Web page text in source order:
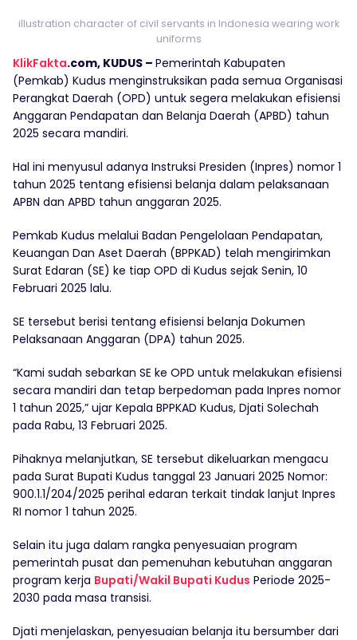
illustration character of civil servants in Indonesia wearing work
uniforms
KlikFakta.com, KUDUS – Pemerintah Kabupaten
(Pemkab) Kudus menginstruksikan pada semua Organisasi
Perangkat Daerah (OPD) untuk segera melakukan efisiensi
Anggaran Pendapatan dan Belanja Daerah (APBD) tahun
2025 secara mandiri.
Hal ini menyusul adanya Instruksi Presiden (Inpres) nomor 1
tahun 2025 tentang efisiensi belanja dalam pelaksanaan
APBN dan APBD tahun anggaran 2025.
Pemkab Kudus melalui Badan Pengelolaan Pendapatan,
Keuangan Dan Aset Daerah (BPPKAD) telah mengirimkan
Surat Edaran (SE) ke tiap OPD di Kudus sejak Senin, 10
Februari 2025 lalu.
SE tersebut berisi tentang efisiensi belanja Dokumen
Pelaksanaan Anggaran (DPA) tahun 2025.
“Kami sudah sebarkan SE ke OPD untuk melakukan efisiensi
secara mandiri dan tetap berpedoman pada Inpres nomor
1 tahun 2025,” ujar Kepala BPPKAD Kudus, Djati Solechah
pada Rabu, 13 Februari 2025.
Pihaknya melanjutkan, SE tersebut dikeluarkan mengacu
pada Surat Bupati Kudus tanggal 23 Januari 2025 Nomor:
900.1.1/204/2025 perihal edaran terkait tindak lanjut Inpres
RI nomor 1 tahun 2025.
Selain itu juga dalam rangka penyesuaian program
pemerintah pusat dan pemenuhan kebutuhan anggaran
program kerja Bupati/Wakil Bupati Kudus Periode 2025-
2030 pada masa transisi.
Djati menjelaskan, penyesuaian belanja itu bersumber dari